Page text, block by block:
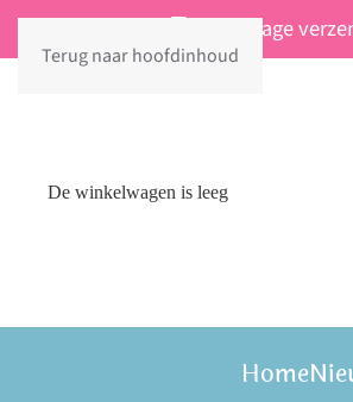
Terug naar hoofdinhoud
Vaste lage
De winkelwagen is leeg
Home